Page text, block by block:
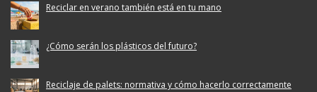
Reciclar en verano también está en tu mano
¿Cómo serán los plásticos del futuro?
Reciclaje de palets: normativa y cómo hacerlo correctamente